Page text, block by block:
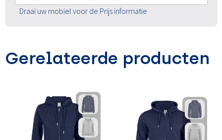
Draai uw mobiel voor de Prijs informatie
Gerelateerde producten